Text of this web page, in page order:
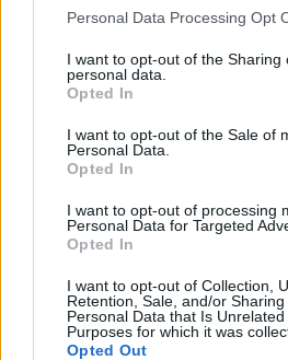
Personal Data Processing Opt
I want to opt-out of the Sharing
personal data.
Opted In
I want to opt-out of the Sale of
Personal Data.
Opted In
I want to opt-out of processing
Personal Data for Targeted
Opted In
I want to opt-out of Collection,
Retention, Sale, and/or
Personal Data that Is
Purposes for which it was
Opted Out
* ASMECA Asistencia
Ver más